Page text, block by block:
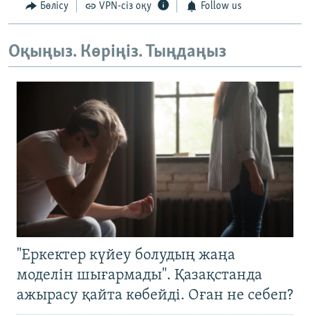
Бөлісу VPN-сіз оқу Follow us
Оқыңыз. Көріңіз. Тыңдаңыз
"Еркектер күйеу болудың жаңа
моделін шығармады". Қазақстанда
ажырасу қайта көбейді. Оған не себеп?